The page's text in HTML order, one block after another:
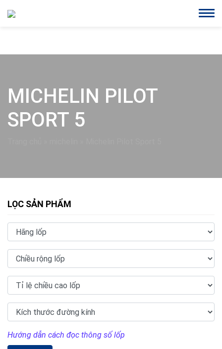
MICHELIN PILOT
SPORT 5
LỌC SẢN PHẨM
Hướng dẫn cách đọc thông số lốp